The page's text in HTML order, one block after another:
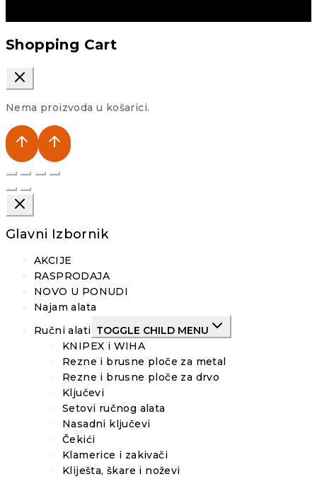
Shopping Cart
Nema proizvoda u košarici.
Glavni Izbornik
AKCIJE
RASPRODAJA
NOVO U PONUDI
Najam alata
Ručni alati TOGGLE CHILD MENU
KNIPEX i WIHA
Rezne i brusne ploče za metal
Rezne i brusne ploče za drvo
Ključevi
Setovi ručnog alata
Nasadni ključevi
Čekići
Klamerice i zakivači
Kliješta, škare i noževi